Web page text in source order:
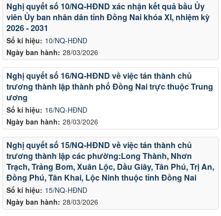
Số kí hiệu: 10/NQ-HĐND
Ngày ban hành: 28/03/2026
Nghị quyết số 10/NQ-HĐND xác nhận kết quả bầu Ủy
viên Ủy ban nhân dân tỉnh Đồng Nai khóa XI, nhiệm kỳ
2026 - 2031
Số kí hiệu: 16/NQ-HĐND
Ngày ban hành: 28/03/2026
Nghị quyết số 16/NQ-HĐND về việc tán thành chủ
trương thành lập thành phố Đồng Nai trực thuộc Trung
ương
Số kí hiệu: 15/NQ-HĐND
Ngày ban hành: 28/03/2026
Nghị quyết số 15/NQ-HĐND về việc tán thành chủ
trương thành lập các phường:Long Thành, Nhơn
Trạch, Trảng Bom, Xuân Lộc, Dầu Giây, Tân Phú, Trị An,
Đồng Phú, Tân Khai, Lộc Ninh thuộc tỉnh Đồng Nai